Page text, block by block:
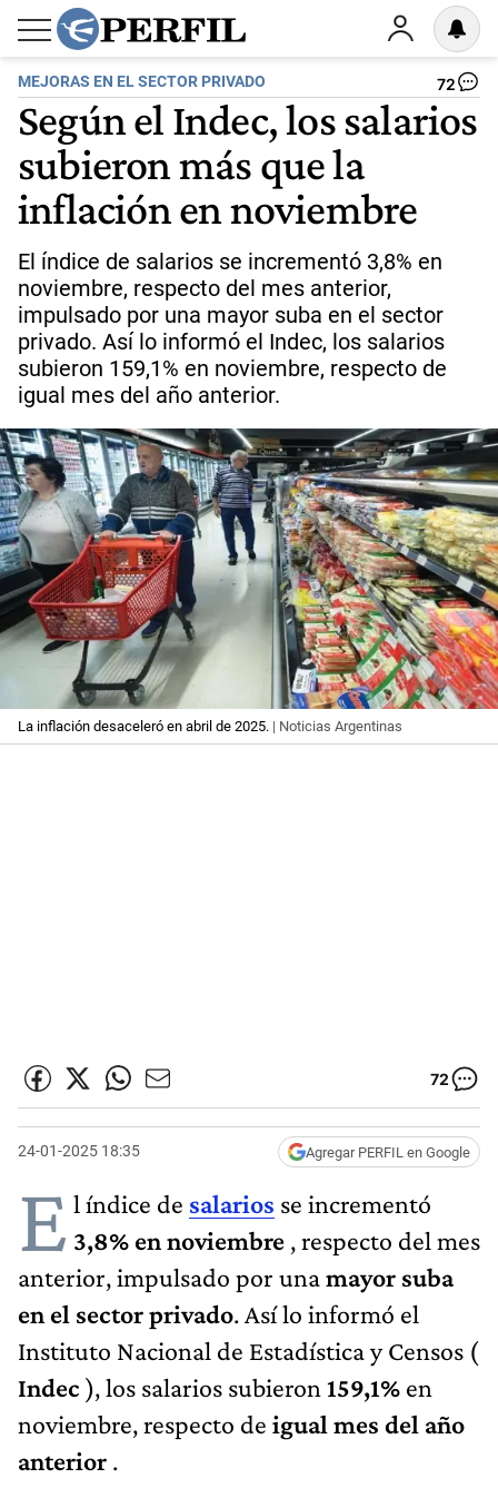
MEJORAS EN EL SECTOR PRIVADO 72
Según el Indec, los salarios
subieron más que la
inflación en noviembre
El índice de salarios se incrementó 3,8% en
noviembre, respecto del mes anterior,
impulsado por una mayor suba en el sector
privado. Así lo informó el Indec, los salarios
subieron 159,1% en noviembre, respecto de
igual mes del año anterior.
La inflación desaceleró en abril de 2025. | Noticias Argentinas
72
24-01-2025 18:35 Agregar PERFIL en Google
E l índice de salarios se incrementó
3,8% en noviembre , respecto del mes
anterior, impulsado por unamayor suba
en el sector privado. Así lo informó el
Instituto Nacional de Estadística y Censos (
Indec ), los salarios subieron 159,1% en
noviembre, respecto de igual mes del año
anterior .